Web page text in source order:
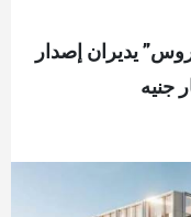
يديران إصدار